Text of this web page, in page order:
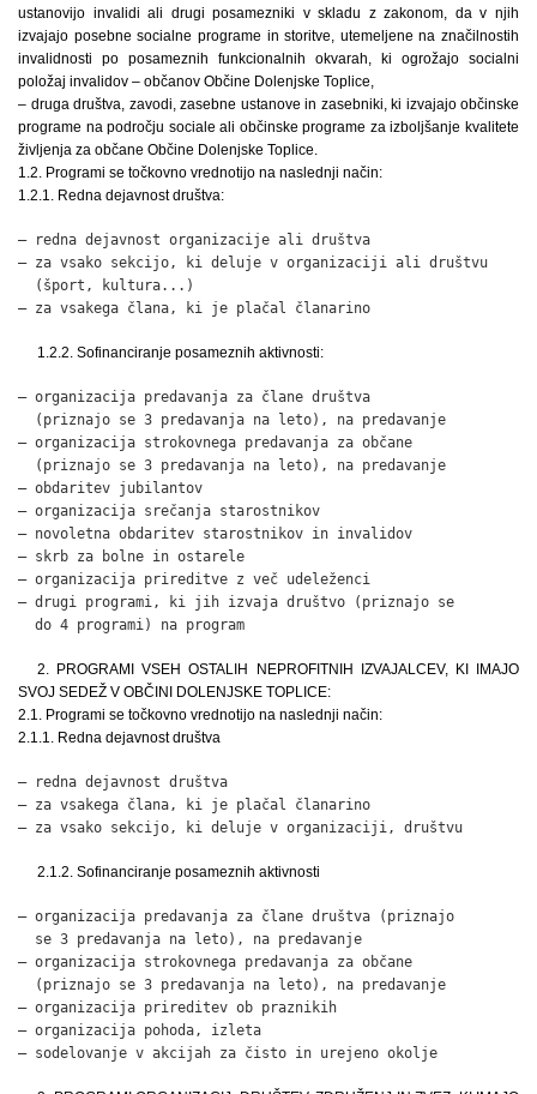
ustanovijo invalidi ali drugi posamezniki v skladu z zakonom, da v njih
izvajajo posebne socialne programe in storitve, utemeljene na značilnostih
invalidnosti po posameznih funkcionalnih okvarah, ki ogrožajo socialni
položaj invalidov – občanov Občine Dolenjske Toplice,
– druga društva, zavodi, zasebne ustanove in zasebniki, ki izvajajo občinske
programe na področju sociale ali občinske programe za izboljšanje kvalitete
življenja za občane Občine Dolenjske Toplice.
1.2. Programi se točkovno vrednotijo na naslednji način:
1.2.1. Redna dejavnost društva:
– redna dejavnost organizacije ali društva
– za vsako sekcijo, ki deluje v organizaciji ali društvu
(šport, kultura...)
– za vsakega člana, ki je plačal članarino
1.2.2. Sofinanciranje posameznih aktivnosti:
– organizacija predavanja za člane društva
(priznajo se 3 predavanja na leto), na predavanje
– organizacija strokovnega predavanja za občane
(priznajo se 3 predavanja na leto), na predavanje
– obdaritev jubilantov
– organizacija srečanja starostnikov
– novoletna obdaritev starostnikov in invalidov
– skrb za bolne in ostarele
– organizacija prireditve z več udeleženci
– drugi programi, ki jih izvaja društvo (priznajo se
do 4 programi) na program
2. PROGRAMI VSEH OSTALIH NEPROFITNIH IZVAJALCEV, KI IMAJO
SVOJ SEDEŽ V OBČINI DOLENJSKE TOPLICE:
2.1. Programi se točkovno vrednotijo na naslednji način:
2.1.1. Redna dejavnost društva
– redna dejavnost društva
– za vsakega člana, ki je plačal članarino
– za vsako sekcijo, ki deluje v organizaciji, društvu
2.1.2. Sofinanciranje posameznih aktivnosti
– organizacija predavanja za člane društva (priznajo
se 3 predavanja na leto), na predavanje
– organizacija strokovnega predavanja za občane
(priznajo se 3 predavanja na leto), na predavanje
– organizacija prireditev ob praznikih
– organizacija pohoda, izleta
– sodelovanje v akcijah za čisto in urejeno okolje